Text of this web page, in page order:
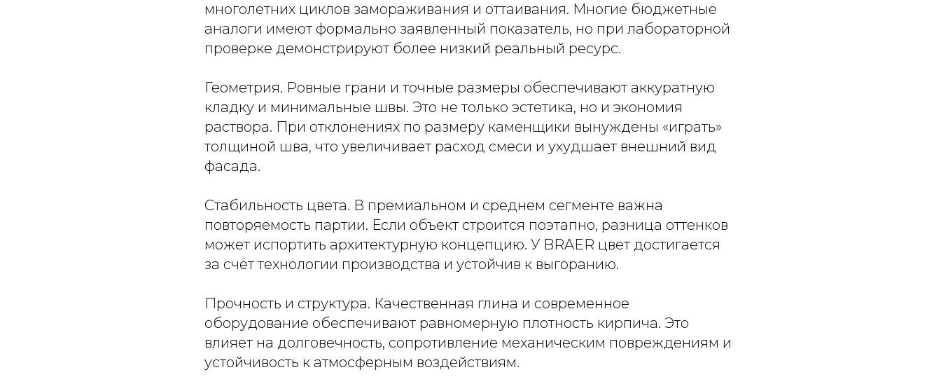
многолетних циклов замораживания и оттаивания. Многие бюджетные
аналоги имеют формально заявленный показатель, но при лабораторной
проверке демонстрируют более низкий реальный ресурс.
Геометрия. Ровные грани и точные размеры обеспечивают аккуратную
кладку и минимальные швы. Это не только эстетика, но и экономия
раствора. При отклонениях по размеру каменщики вынуждены «играть»
толщиной шва, что увеличивает расход смеси и ухудшает внешний вид
фасада.
Стабильность цвета. В премиальном и среднем сегменте важна
повторяемость партии. Если объект строится поэтапно, разница оттенков
может испортить архитектурную концепцию. У BRAER цвет достигается
за счёт технологии производства и устойчив к выгоранию.
Прочность и структура. Качественная глина и современное
оборудование обеспечивают равномерную плотность кирпича. Это
влияет на долговечность, сопротивление механическим повреждениям и
устойчивость к атмосферным воздействиям.